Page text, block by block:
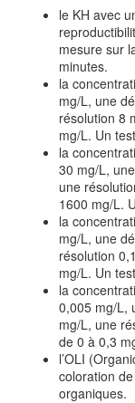
le KH avec
mesure sur
minutes.
la
mg/L, une
résolution 8
mg/L. Un
la
30 mg/L,
une
1600 mg/L.
la
mg/L, une
résolution
mg/L. Un
la
0,005 mg/L,
mg/L, une
de 0 à 0,3
l’OLI
coloration
organiques.